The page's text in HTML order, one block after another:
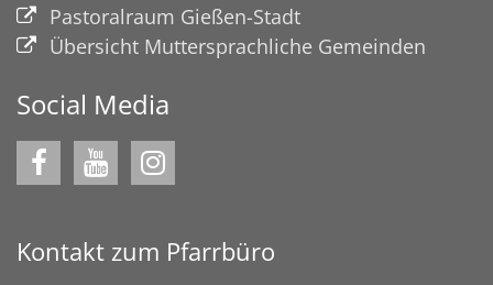
Pastoralraum Gießen-Stadt
Übersicht Muttersprachliche Gemeinden
Social Media
Kontakt zum Pfarrbüro